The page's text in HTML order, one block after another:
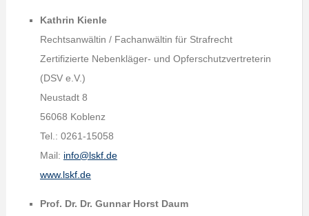
Kathrin Kienle
Rechtsanwältin / Fachanwältin für Strafrecht
Zertifizierte Nebenkläger- und Opferschutzvertreterin
(DSV e.V.)
Neustadt 8
56068 Koblenz
Tel.: 0261-15058
Mail: info@lskf.de
www.lskf.de
Prof. Dr. Dr. Gunnar Horst Daum